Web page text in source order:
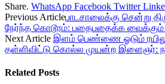
Share. WhatsApp Facebook Twitter
Previous Articleபாடசாலைக்கு சென்று
நேர்ந்த கொடூரம்: பதைபதைக்க
Next Article இளம் பெண்ணை ஓடும்
தள்ளிவிட்டு கொல்ல முயன்ற இளைஞர்:
Related Posts